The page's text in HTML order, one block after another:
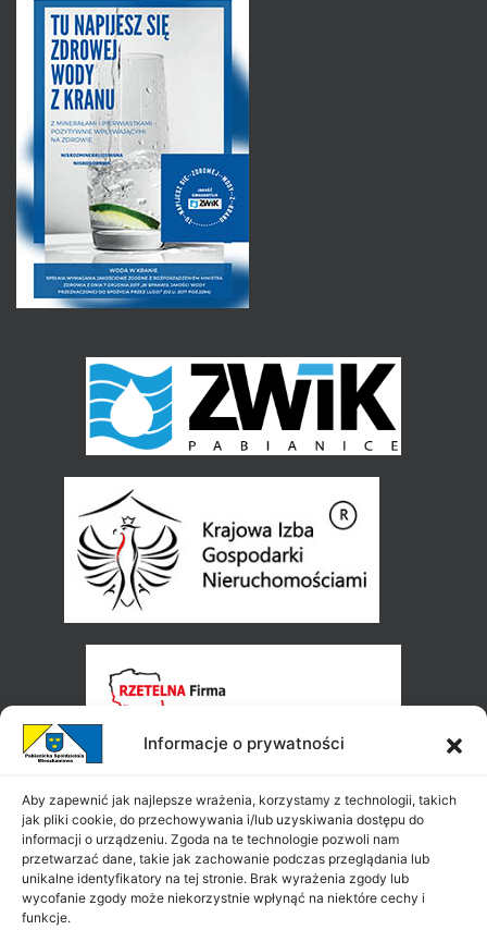
Informacje o prywatności
Aby zapewnić jak najlepsze wrażenia, korzystamy z technologii, takich
jak pliki cookie, do przechowywania i/lub uzyskiwania dostępu do
informacji o urządzeniu. Zgoda na te technologie pozwoli nam
przetwarzać dane, takie jak zachowanie podczas przeglądania lub
unikalne identyfikatory na tej stronie. Brak wyrażenia zgody lub
wycofanie zgody może niekorzystnie wpłynąć na niektóre cechy i
funkcje.